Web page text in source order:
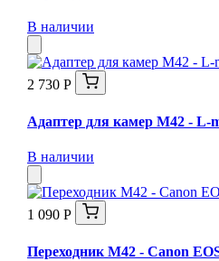
В наличии
2 730 Р
Адаптер для камер M42 - L-
В наличии
1 090 Р
Переходник M42 - Canon